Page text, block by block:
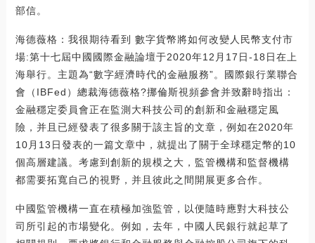
部信。
海德薇格：我很期待看到 數字貨幣將如何改變人民幣支付市
場:第十七屆中國國際金融論壇于2020年12月17日-18日在上
海舉行。主題為“數字經濟時代的金融服務”。國際銀行業聯合
會（IBFed）總裁海德薇格?挪倫斯視頻參會并致辭時指出：
金融穩定委員會正在監測大科技公司的創新和金融穩定風
險，并且已經發表了很多關于該主旨的文章，例如在2020年
10月13日發表的一篇文章中，就提出了關于全球穩定幣的10
個高層建議。考慮到創新的規模之大，監管機構和監督機構
都需要拓寬自己的視野，并且彼此之間開展更多合作。
中國監管機構一直在積極加強監管，以便隨時應對大科技公
司所引起的市場變化。例如，去年，中國人民銀行就起草了